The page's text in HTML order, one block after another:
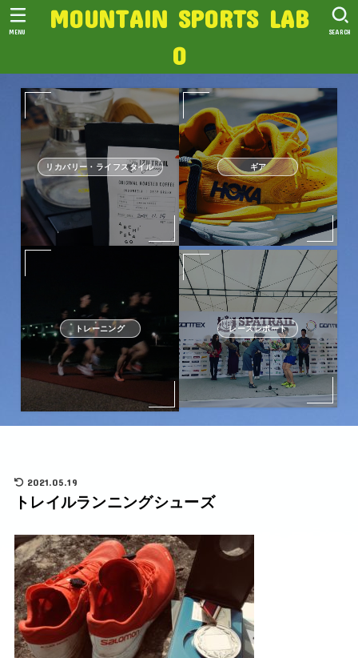
MOUNTAIN SPORTS LAB
O
SEARCH
MENU
リカバリー・ライフスタイル ギア
トレーニング レースレポート
2021.05.19
トレイルランニングシューズ